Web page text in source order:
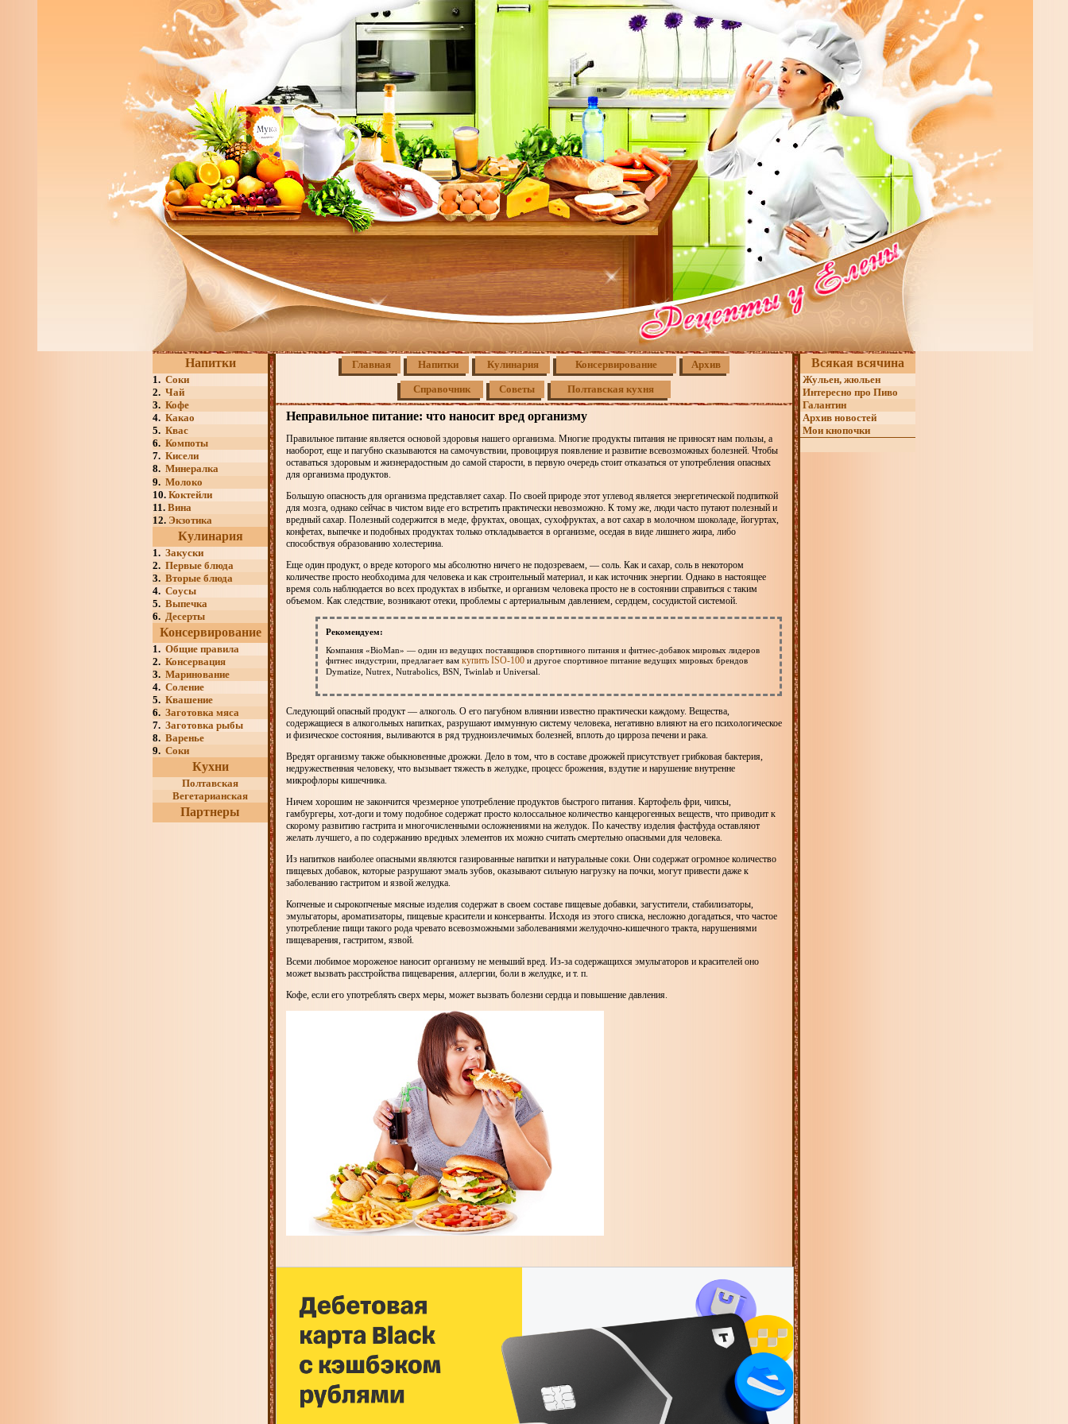
Напитки
1. Соки
2. Чай
3. Кофе
4. Какао
5. Квас
6. Компоты
7. Кисели
8. Минералка
9. Молоко
10. Коктейли
11. Вина
12. Экзотика
Кулинария
1. Закуски
2. Первые блюда
3. Вторые блюда
4. Соусы
5. Выпечка
6. Десерты
Консервирование
1. Общие правила
2. Консервация
3. Маринование
4. Соление
5. Квашение
6. Заготовка мяса
7. Заготовка рыбы
8. Варенье
9. Соки
Кухни
Полтавская
Вегетарианская
Партнеры
Главная Напитки Кулинария Консервирование Архив
Справочник Советы Полтавская кухня
Неправильное питание: что наносит вред организму
Правильное питание является основой здоровья нашего организма. Многие продукты питания не приносят нам пользы, а
наоборот, еще и пагубно сказываются на самочувствии, провоцируя появление и развитие всевозможных болезней. Чтобы
оставаться здоровым и жизнерадостным до самой старости, в первую очередь стоит отказаться от употребления опасных
для организма продуктов.
Большую опасность для организма представляет сахар. По своей природе этот углевод является энергетической подпиткой
для мозга, однако сейчас в чистом виде его встретить практически невозможно. К тому же, люди часто путают полезный и
вредный сахар. Полезный содержится в меде, фруктах, овощах, сухофруктах, а вот сахар в молочном шоколаде, йогуртах,
конфетах, выпечке и подобных продуктах только откладывается в организме, оседая в виде лишнего жира, либо
способствуя образованию холестерина.
Еще один продукт, о вреде которого мы абсолютно ничего не подозреваем, — соль. Как и сахар, соль в некотором
количестве просто необходима для человека и как строительный материал, и как источник энергии. Однако в настоящее
время соль наблюдается во всех продуктах в избытке, и организм человека просто не в состоянии справиться с таким
объемом. Как следствие, возникают отеки, проблемы с артериальным давлением, сердцем, сосудистой системой.
Рекомендуем:
Компания «BioMan» — один из ведущих поставщиков спортивного питания и фитнес-добавок мировых лидеров
фитнес индустрии, предлагает вамкупить ISO-100 и другое спортивное питание ведущих мировых брендов
Dymatize, Nutrex, Nutrabolics, BSN, Twinlab и Universal.
Следующий опасный продукт — алкоголь. О его пагубном влиянии известно практически каждому. Вещества,
содержащиеся в алкогольных напитках, разрушают иммунную систему человека, негативно влияют на его психологическое
и физическое состояния, выливаются в ряд трудноизлечимых болезней, вплоть до цирроза печени и рака.
Вредят организму также обыкновенные дрожжи. Дело в том, что в составе дрожжей присутствует грибковая бактерия,
недружественная человеку, что вызывает тяжесть в желудке, процесс брожения, вздутие и нарушение внутренне
микрофлоры кишечника.
Ничем хорошим не закончится чрезмерное употребление продуктов быстрого питания. Картофель фри, чипсы,
гамбургеры, хот-доги и тому подобное содержат просто колоссальное количество канцерогенных веществ, что приводит к
скорому развитию гастрита и многочисленными осложнениями на желудок. По качеству изделия фастфуда оставляют
желать лучшего, а по содержанию вредных элементов их можно считать смертельно опасными для человека.
Из напитков наиболее опасными являются газированные напитки и натуральные соки. Они содержат огромное количество
пищевых добавок, которые разрушают эмаль зубов, оказывают сильную нагрузку на почки, могут привести даже к
заболеванию гастритом и язвой желудка.
Копченые и сырокопченые мясные изделия содержат в своем составе пищевые добавки, загустители, стабилизаторы,
эмульгаторы, ароматизаторы, пищевые красители и консерванты. Исходя из этого списка, несложно догадаться, что частое
употребление пищи такого рода чревато всевозможными заболеваниями желудочно-кишечного тракта, нарушениями
пищеварения, гастритом, язвой.
Всеми любимое мороженое наносит организму не меньший вред. Из-за содержащихся эмульгаторов и красителей оно
может вызвать расстройства пищеварения, аллергии, боли в желудке, и т. п.
Кофе, если его употреблять сверх меры, может вызвать болезни сердца и повышение давления.
Всякая всячина
Жульен, жюльен
Интересно про Пиво
Галантин
Архив новостей
Мои кнопочки